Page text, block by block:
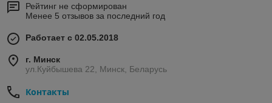
идеально
ровной амплитудно-частотной характеристикой для
передачи самых мелких деталей звука — данный критерий
создании и сведении треков.
Студийные мониторы всегда отличались множеством
Рейтинг не сформирован
Менее 5 отзывов за последний год
Работает с 02.05.2018
г. Минск
ул.Куйбышева 22, Минск, Беларусь
Контакты